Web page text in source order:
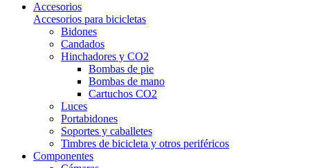
Accesorios
Accesorios para bicicletas
Bidones
Candados
Hinchadores y CO2
Bombas de pie
Bombas de mano
Cartuchos CO2
Luces
Portabidones
Soportes y caballetes
Timbres de bicicleta y otros periféricos
Componentes